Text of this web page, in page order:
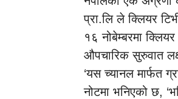
प्रा.लि ले क्लियर
१६ नोबेम्बरमा
औपचारिक सुरुवात
‘यस च्यानल मार्फत
नोटमा भनिएको छ,